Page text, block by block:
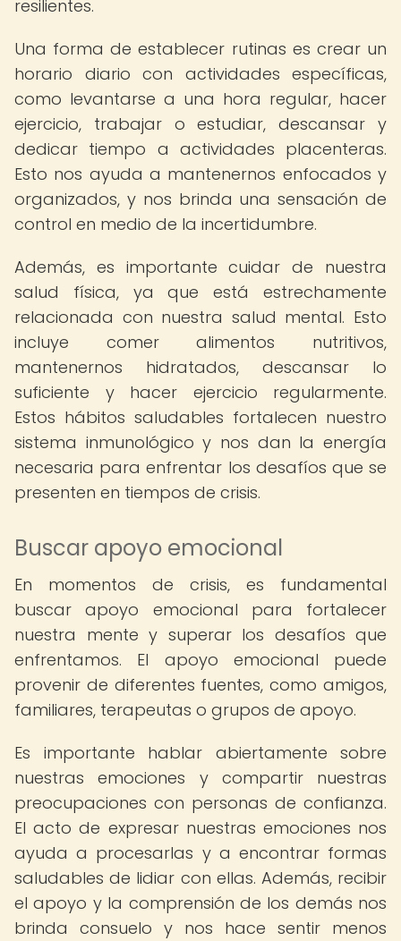
resilientes.
Una forma de establecer rutinas es crear un
horario diario con actividades específicas,
como levantarse a una hora regular, hacer
ejercicio, trabajar o estudiar, descansar y
dedicar tiempo a actividades placenteras.
Esto nos ayuda a mantenernos enfocados y
organizados, y nos brinda una sensación de
control en medio de la incertidumbre.
Además, es importante cuidar de nuestra
salud física, ya que está estrechamente
relacionada con nuestra salud mental. Esto
incluye comer alimentos nutritivos,
mantenernos hidratados, descansar lo
suficiente y hacer ejercicio regularmente.
Estos hábitos saludables fortalecen nuestro
sistema inmunológico y nos dan la energía
necesaria para enfrentar los desafíos que se
presenten en tiempos de crisis.
Buscar apoyo emocional
En momentos de crisis, es fundamental
buscar apoyo emocional para fortalecer
nuestra mente y superar los desafíos que
enfrentamos. El apoyo emocional puede
provenir de diferentes fuentes, como amigos,
familiares, terapeutas o grupos de apoyo.
Es importante hablar abiertamente sobre
nuestras emociones y compartir nuestras
preocupaciones con personas de confianza.
El acto de expresar nuestras emociones nos
ayuda a procesarlas y a encontrar formas
saludables de lidiar con ellas. Además, recibir
el apoyo y la comprensión de los demás nos
brinda consuelo y nos hace sentir menos